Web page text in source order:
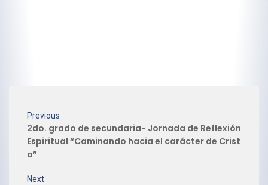
Previous
2do. grado de secundaria- Jornada de Reflexión
Espiritual “Caminando hacia el carácter de Crist
o”
Next